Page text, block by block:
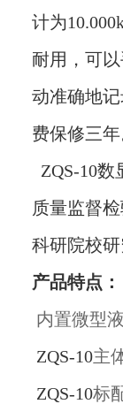
计为
耐用，可
动准确地
费保修三
ZQS-10
质量监督
科研院校
产品特点：
内置微型
ZQS-10主
ZQS-10标